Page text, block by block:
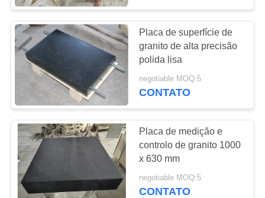
NOTÍCIA
PEÇA
UMAS
CITAÇÕES
MAPA
DO
SITE
Placas de cama do
ferro fundido
Placa de superfície de
granito de alta precisão
polida lisa
negotiable MOQ:5
CONTATO
Placa de medição e
controlo de granito 1000
x 630 mm
negotiable MOQ:5
CONTATO